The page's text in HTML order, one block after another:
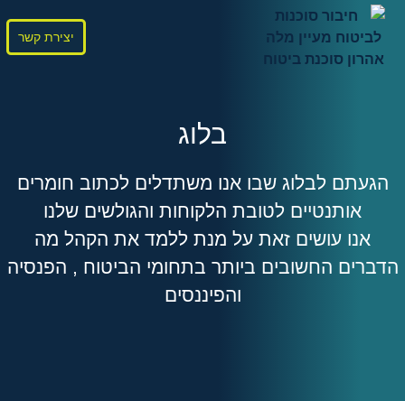
יצירת קשר
בלוג
הגעתם לבלוג שבו אנו משתדלים לכתוב חומרים
אותנטיים לטובת הלקוחות והגולשים שלנו
אנו עושים זאת על מנת ללמד את הקהל מה
הדברים החשובים ביותר בתחומי הביטוח , הפנסיה
והפיננסים